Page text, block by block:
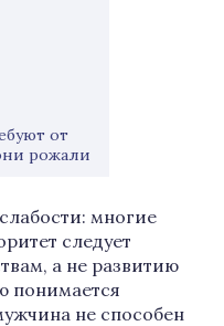
от
рожали
многие
следует
а не развитию
понимается
не способен